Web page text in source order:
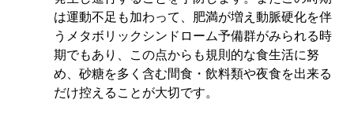
は運動不足も加わって、肥満が増え動脈硬化を伴
うメタボリックシンドローム予備群がみられる時
期でもあり、この点からも規則的な食生活に努
め、砂糖を多く含む間食・飲料類や夜食を出来る
だけ控えることが大切です。